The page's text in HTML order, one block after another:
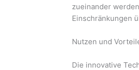
zueinander
Einschränkungen
Nutzen und
Die innovative